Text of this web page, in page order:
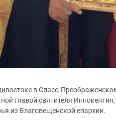
в Спасо-
главой святителя
из Благовещенской епархии.